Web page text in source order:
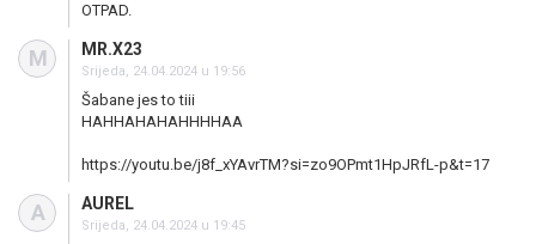
OTPAD.
M MR.X23
Srijeda, 24.04.2024 u 19:56
Šabane jes to tiii
HAHHAHAHAHHHHAA
https://youtu.be/j8f_xYAvrTM?si=zo9OPmt1HpJRfL-p&t=17
A AUREL
Srijeda, 24.04.2024 u 19:45